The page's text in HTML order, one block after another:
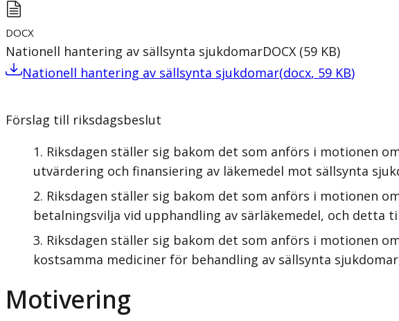
DOCX
Nationell hantering av sällsynta sjukdomarDOCX (59 KB)
Nationell hantering av sällsynta sjukdomar(docx, 59 KB)
Förslag till riksdagsbeslut
Riksdagen ställer sig bakom det som anförs i motionen
utvärdering och finansiering av läkemedel mot sällsynta
Riksdagen ställer sig bakom det som anförs i motionen
betalningsvilja vid upphandling av särläkemedel, och detta
Riksdagen ställer sig bakom det som anförs i motionen
kostsamma mediciner för behandling av sällsynta
Motivering